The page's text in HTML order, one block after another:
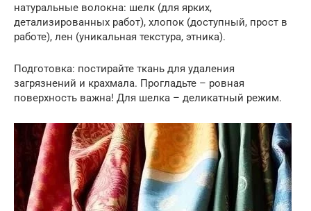
натуральные волокна: шелк (для ярких,
детализированных работ), хлопок (доступный, прост в
работе), лен (уникальная текстура, этника).
Подготовка: постирайте ткань для удаления
загрязнений и крахмала. Прогладьте – ровная
поверхность важна! Для шелка – деликатный режим.